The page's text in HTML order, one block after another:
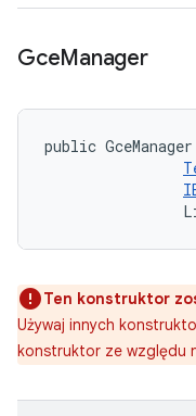
GceManager
public
Ten konstruktor
Używaj innych
konstruktor ze względu